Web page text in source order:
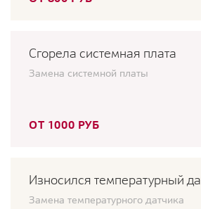
Сгорела системная плата
Замена системной платы
ОТ 1000 РУБ
Износился температурный
Замена температурного датчика